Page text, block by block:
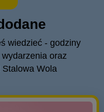
wiedzieć - godziny
oraz
Wola